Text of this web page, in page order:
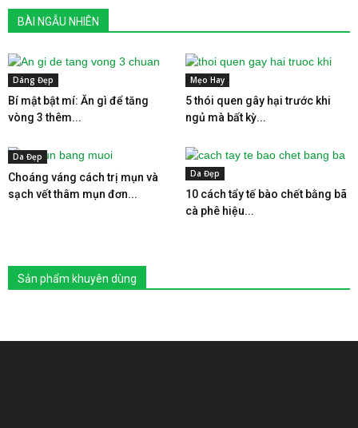
BÀI NGẪU NHIÊN
Dáng Đẹp
Bí mật bật mí: Ăn gì để tăng
vòng 3 thêm...
Mẹo Hay
5 thói quen gây hại trước khi
ngủ mà bất kỳ...
Da Đẹp
Choáng váng cách trị mụn và
sạch vết thâm mụn đơn...
Da Đẹp
10 cách tẩy tế bào chết bằng bã
cà phê hiệu...
Sản phẩm khuyên dùng